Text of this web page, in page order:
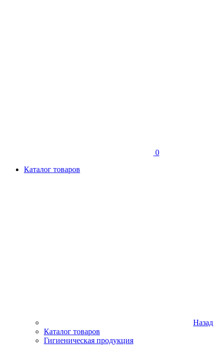
0
Каталог товаров
Назад
Каталог товаров
Гигиеническая продукция